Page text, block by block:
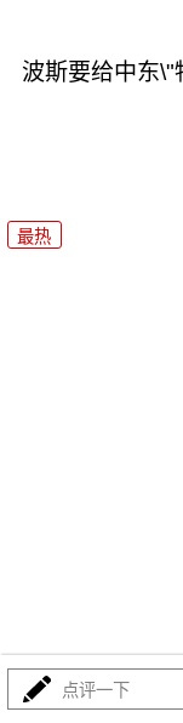
波斯要给中东\"
最热
点评一下